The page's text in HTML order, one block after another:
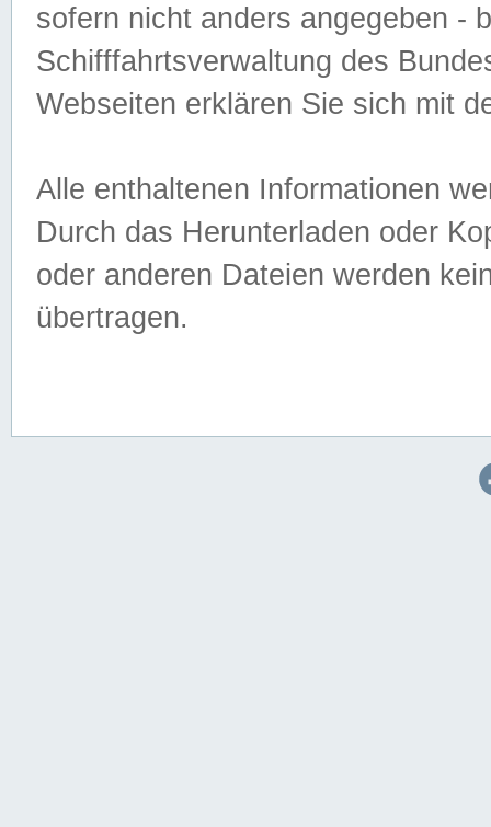
sofern nicht anders angegeben -
Schifffahrtsverwaltung des
Webseiten erklären Sie sich mit
Alle enthaltenen Informationen
Durch das Herunterladen oder
oder anderen Dateien werden
übertragen.